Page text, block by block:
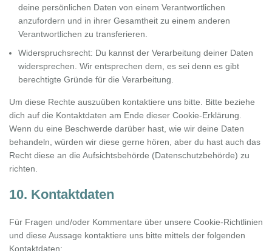
deine persönlichen Daten von einem Verantwortlichen
anzufordern und in ihrer Gesamtheit zu einem anderen
Verantwortlichen zu transferieren.
Widerspruchsrecht: Du kannst der Verarbeitung deiner Daten
widersprechen. Wir entsprechen dem, es sei denn es gibt
berechtigte Gründe für die Verarbeitung.
Um diese Rechte auszuüben kontaktiere uns bitte. Bitte beziehe
dich auf die Kontaktdaten am Ende dieser Cookie-Erklärung.
Wenn du eine Beschwerde darüber hast, wie wir deine Daten
behandeln, würden wir diese gerne hören, aber du hast auch das
Recht diese an die Aufsichtsbehörde (Datenschutzbehörde) zu
richten.
10. Kontaktdaten
Für Fragen und/oder Kommentare über unsere Cookie-Richtlinien
und diese Aussage kontaktiere uns bitte mittels der folgenden
Kontaktdaten: